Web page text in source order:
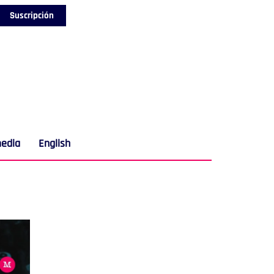
Suscripción
English